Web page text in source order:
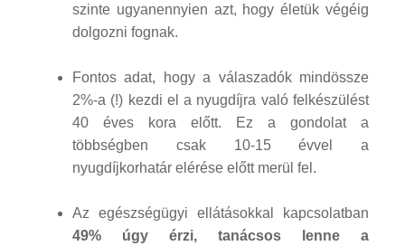
szinte ugyanennyien azt, hogy életük végéig
dolgozni fognak.
Fontos adat, hogy a válaszadók mindössze
2%-a (!) kezdi el a nyugdíjra való felkészülést
40 éves kora előtt. Ez a gondolat a
többségben csak 10-15 évvel a
nyugdíjkorhatár elérése előtt merül fel.
Az egészségügyi ellátásokkal kapcsolatban
49% úgy érzi, tanácsos lenne a